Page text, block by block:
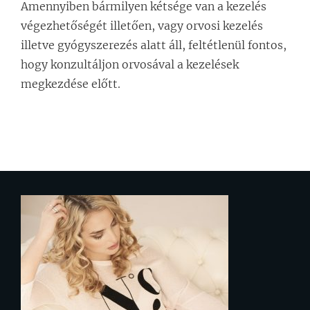
Amennyiben bármilyen kétsége van a kezelés
végezhetőségét illetően, vagy orvosi kezelés
illetve gyógyszerezés alatt áll, feltétlenül fontos,
hogy konzultáljon orvosával a kezelések
megkezdése előtt.